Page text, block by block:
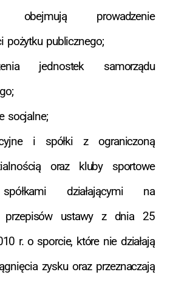
obejmują prowadzenie
pożytku publicznego;
jednostek samorządu
socjalne;
i spółki z ograniczoną
oraz kluby sportowe
działającymi na
przepisów ustawy z dnia 25
r. o sporcie, które nie działają
zysku oraz przeznaczają